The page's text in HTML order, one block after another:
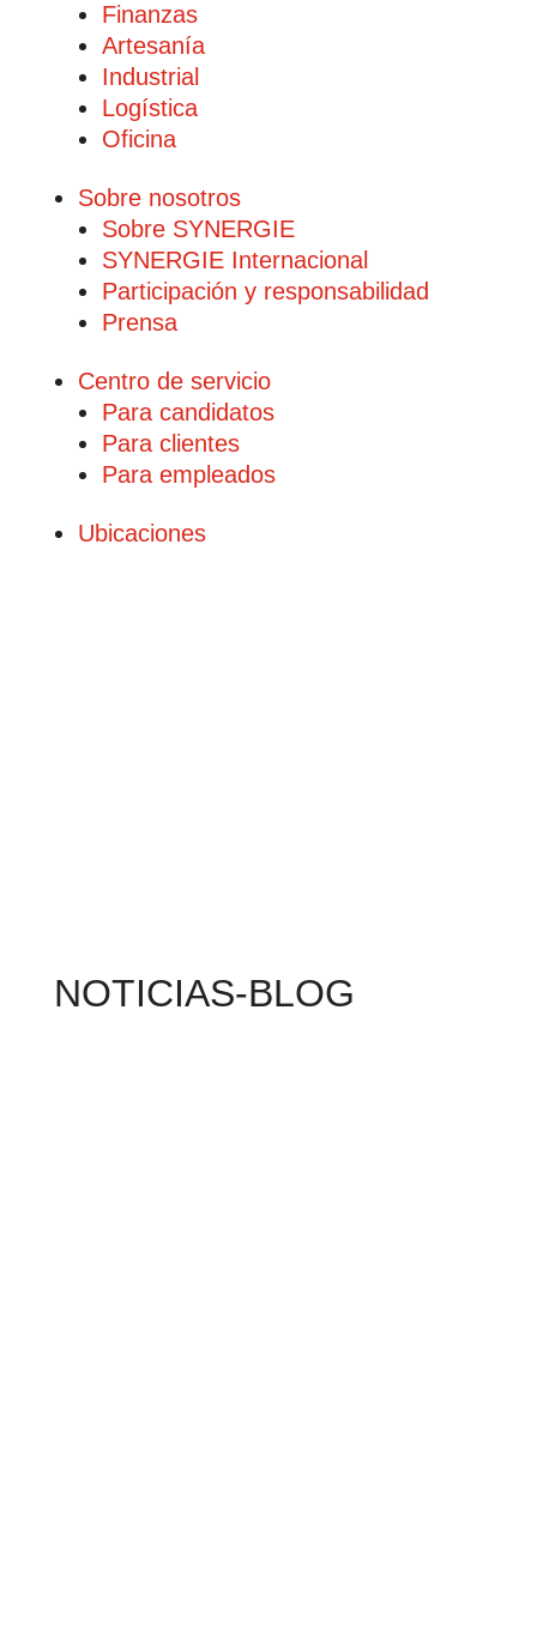
Finanzas
Artesanía
Industrial
Logística
Oficina
Sobre nosotros
Sobre SYNERGIE
SYNERGIE Internacional
Participación y responsabilidad
Prensa
Centro de servicio
Para candidatos
Para clientes
Para empleados
Ubicaciones
NOTICIAS-BLOG